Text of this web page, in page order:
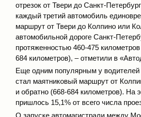
отрезок от Твери до Санкт-
каждый третий автомобиль
маршрут от Твери до Колпино или
автомобильной дороге Санкт-
протяженностью 460-475
684 километров), – отметили в
Еще одним популярным у водителей
стал маятниковый маршрут от
и обратно (668-684 километров). На
пришлось 15,1% от всего числа
О запуске автомагистрали между